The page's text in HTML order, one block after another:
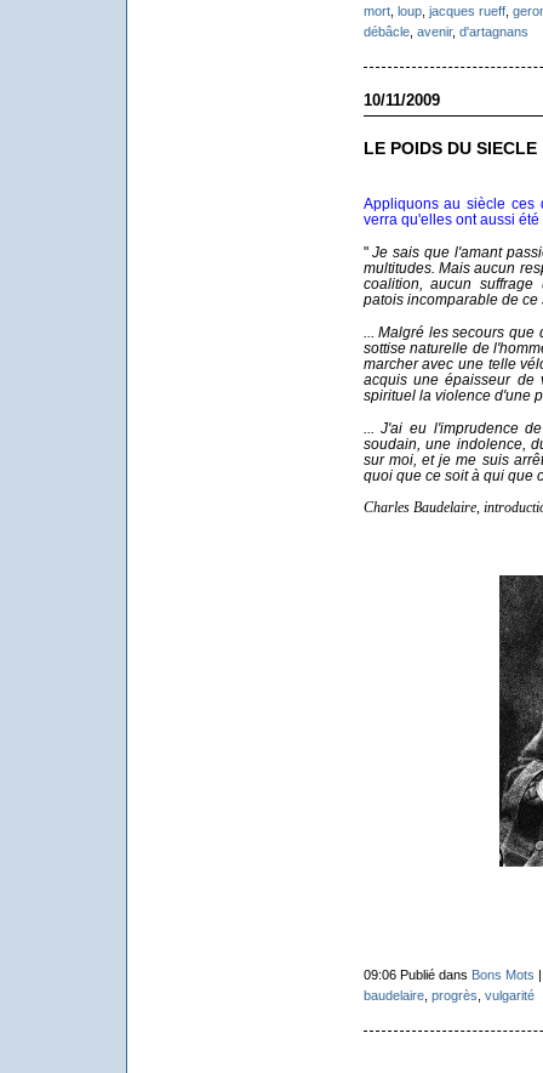
mort, loup, jacques rueff,
débâcle, avenir, d'artagnans
10/11/2009
LE POIDS DU SIECLE
Appliquons au siècle ces
verra qu'elles ont aussi été
"Je sais que l'amant
multitudes. Mais aucun
coalition, aucun
patois incomparable de ce
... Malgré les secours
sottise naturelle de
marcher avec une telle
acquis une épaisseur de
spirituel la violence d'une
... J'ai eu l'imprudence
soudain, une indolence,
sur moi, et je me suis
quoi que ce soit à qui que
Charles Baudelaire,
09:06 Publié dans Bons Mots
baudelaire, progrès vulgarité